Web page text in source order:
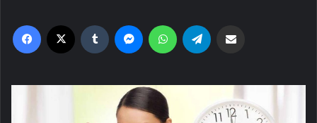
Facebook Tumblr MessengerWhatsApp